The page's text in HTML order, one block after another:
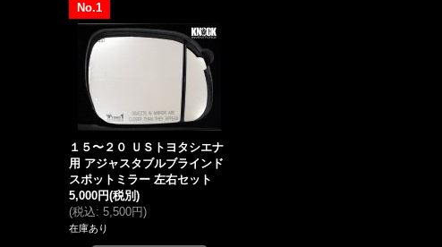
No.1
１５〜２０ ＵＳトヨタシエナ
用 アジャスタブルブラインド
スポットミラー 左右セット
5,000円(税別)
(税込: 5,500円)
在庫あり